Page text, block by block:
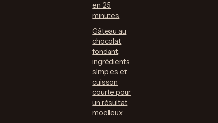
en 25
minutes
Gâteau au
chocolat
fondant,
ingrédients
simples et
cuisson
courte pour
un résultat
moelleux